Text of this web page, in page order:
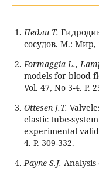
Педли Т.
сосудов. М.: Мир,
Formaggia L.,
models for blood
Vol. 47, No 3-4. P.
Ottesen J.T.
elastic tube-
experimental
4. P. 309-332.
Payne S.J.